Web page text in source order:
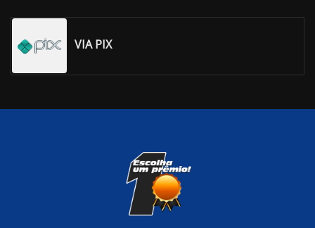
VIA PIX